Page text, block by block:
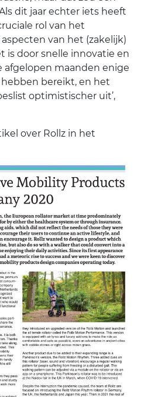
dit jaar echter iets heeft
rol van het
van het (zakelijk)
is door snelle innovatie en
maanden enige
bereikt, en het
optimistischer uit’,
over Rollz in het